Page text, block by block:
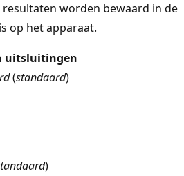
worden bewaard in de
op het apparaat.
uitsluitingen
(standaard)
)